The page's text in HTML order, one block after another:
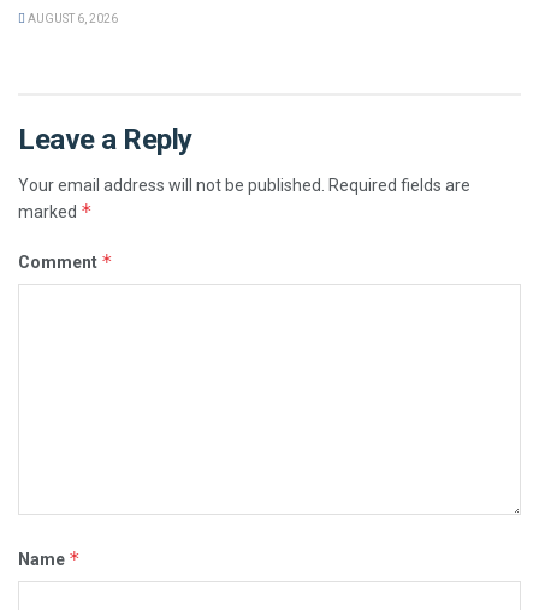
AUGUST 6, 2026
Leave a Reply
Your email address will not be published.
Required fields are
marked *
Comment *
Name *